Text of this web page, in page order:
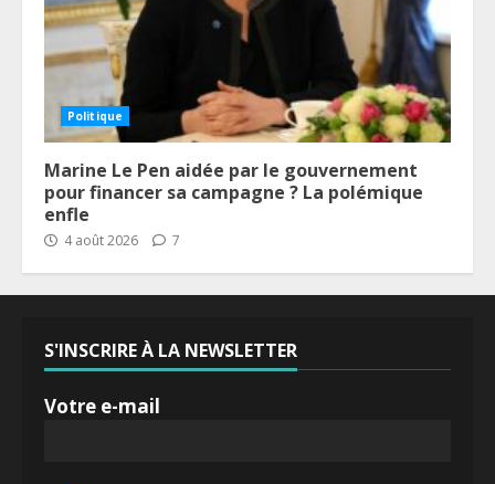
Politique
Marine Le Pen aidée par le gouvernement
pour financer sa campagne ? La polémique
enfle
4 août 2026 7
S'INSCRIRE À LA NEWSLETTER
Votre e-mail